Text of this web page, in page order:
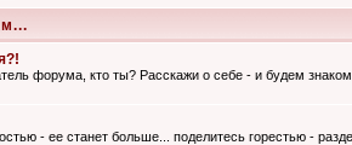
форума, кто ты? Расскажи о себе - и будем
- ее станет больше... поделитесь горестью -